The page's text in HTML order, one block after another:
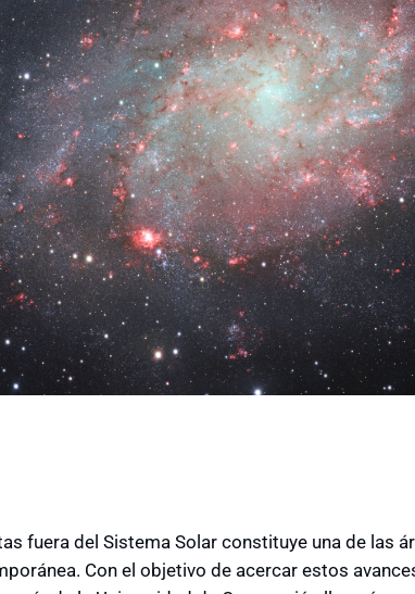
fuera del Sistema Solar constituye una de las
Con el objetivo de acercar estos